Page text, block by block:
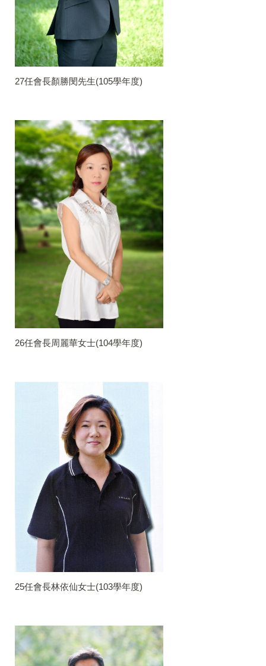
27任會長顏勝閔先生(105學年度)
26任會長周麗華女士(104學年度)
25任會長林依仙女士(103學年度)